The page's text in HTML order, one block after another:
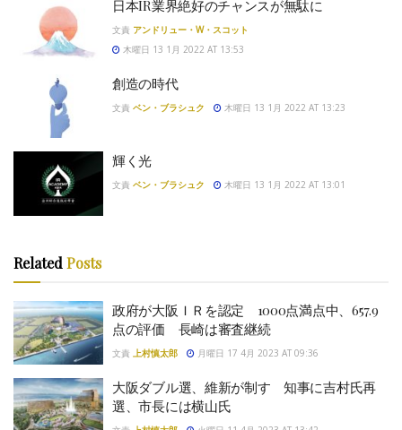
日本IR業界絶好のチャンスが無駄に
文責 アンドリュー・W・スコット
木曜日 13 1月 2022 AT 13:53
創造の時代
文責 ベン・ブラシュク 木曜日 13 1月 2022 AT 13:23
輝く光
文責 ベン・ブラシュク 木曜日 13 1月 2022 AT 13:01
Related Posts
政府が大阪ＩＲを認定 1000点満点中、657.9
点の評価 長崎は審査継続
文責 上村慎太郎 月曜日 17 4月 2023 AT 09:36
大阪ダブル選、維新が制す 知事に吉村氏再
選、市長には横山氏